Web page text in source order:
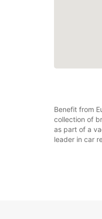
Benefit from
collection of
as part of a
leader in car